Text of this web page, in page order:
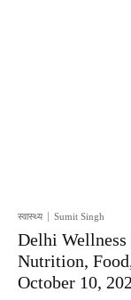
स्वास्थ्य Sumit Singh
Delhi
Nutrition,
October 10,